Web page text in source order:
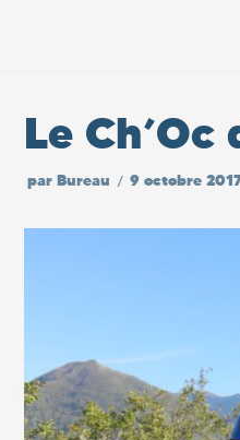
Le Ch’Oc
par Bureau 9 octobre